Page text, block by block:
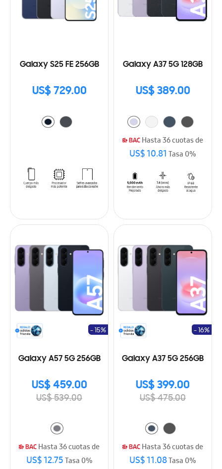
Galaxy S25 FE 256GB
US$ 729.00
Galaxy A37 5G 128GB
US$ 389.00
Hasta 36 cuotas de
US$ 10.81 Tasa 0%
Galaxy A57 5G 256GB
US$ 459.00
US$ 539.00
- 15%
Hasta 36 cuotas de
US$ 12.75Tasa 0%
Galaxy A37 5G 256GB
US$ 399.00
US$ 475.00
- 16%
Hasta 36 cuotas de
US$ 11.08Tasa 0%